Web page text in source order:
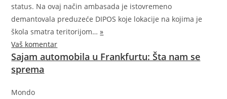
status. Na ovaj način ambasada je istovremeno
demantovala preduzeće DIPOS koje lokacije na kojima je
škola smatrateritorijom…»
Vaš komentar
Sajam automobila u Frankfurtu: Šta nam se
sprema
Mondo